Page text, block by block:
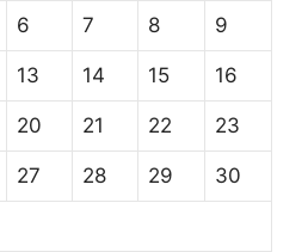
6 7 8 9
13 14 15 16
20 21 22 23
27 28 29 30